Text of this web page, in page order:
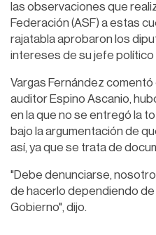
las observaciones que
Federación (ASF) a estas
rajatabla aprobaron los
intereses de su jefe político
Vargas Fernández comentó
auditor Espino Ascanio,
en la que no se entregó la
bajo la argumentación de
así, ya que se trata de
"Debe denunciarse,
de hacerlo dependiendo
Gobierno", dijo.